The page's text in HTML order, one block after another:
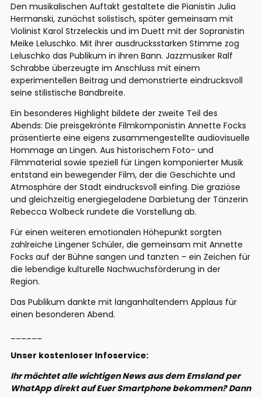
Den musikalischen Auftakt gestaltete die Pianistin Julia
Hermanski, zunächst solistisch, später gemeinsam mit
Violinist Karol Strzeleckis und im Duett mit der Sopranistin
Meike Leluschko. Mit ihrer ausdrucksstarken Stimme zog
Leluschko das Publikum in ihren Bann. Jazzmusiker Ralf
Schrabbe überzeugte im Anschluss mit einem
experimentellen Beitrag und demonstrierte eindrucksvoll
seine stilistische Bandbreite.
Ein besonderes Highlight bildete der zweite Teil des
Abends: Die preisgekrönte Filmkomponistin Annette Focks
präsentierte eine eigens zusammengestellte audiovisuelle
Hommage an Lingen. Aus historischem Foto- und
Filmmaterial sowie speziell für Lingen komponierter Musik
entstand ein bewegender Film, der die Geschichte und
Atmosphäre der Stadt eindrucksvoll einfing. Die graziöse
und gleichzeitig energiegeladene Darbietung der Tänzerin
Rebecca Wolbeck rundete die Vorstellung ab.
Für einen weiteren emotionalen Höhepunkt sorgten
zahlreiche Lingener Schüler, die gemeinsam mit Annette
Focks auf der Bühne sangen und tanzten – ein Zeichen für
die lebendige kulturelle Nachwuchsförderung in der
Region.
Das Publikum dankte mit langanhaltendem Applaus für
einen besonderen Abend.
Unser kostenloser Infoservice:
Ihr möchtet alle wichtigen News aus dem Emsland per
WhatApp direkt auf Euer Smartphone bekommen? Dann